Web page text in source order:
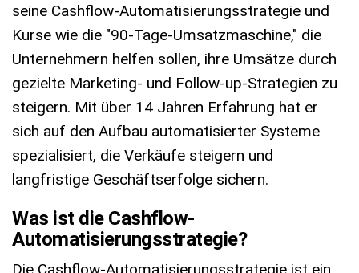
seine Cashflow-Automatisierungsstrategie und
Kurse wie die "90-Tage-Umsatzmaschine," die
Unternehmern helfen sollen, ihre Umsätze durch
gezielte Marketing- und Follow-up-Strategien zu
steigern. Mit über 14 Jahren Erfahrung hat er
sich auf den Aufbau automatisierter Systeme
spezialisiert, die Verkäufe steigern und
langfristige Geschäftserfolge sichern.
Was ist die Cashflow-
Automatisierungsstrategie?